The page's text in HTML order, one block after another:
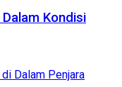
Kondisi